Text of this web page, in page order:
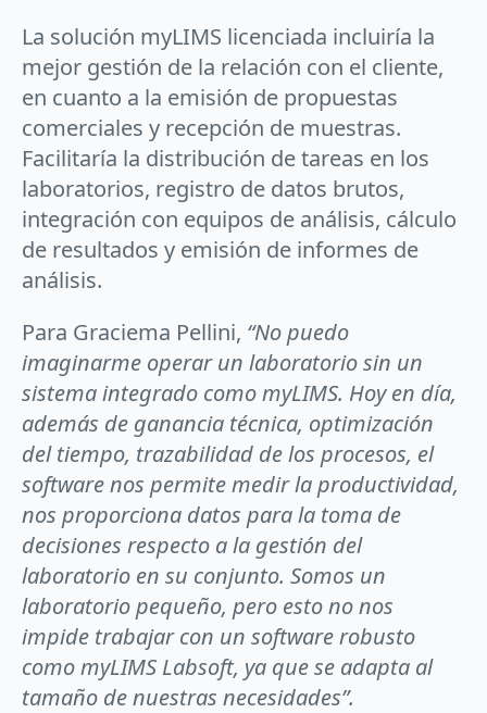
La solución myLIMS licenciada incluiría la
mejor gestión de la relación con el cliente,
en cuanto a la emisión de propuestas
comerciales y recepción de muestras.
Facilitaría la distribución de tareas en los
laboratorios, registro de datos brutos,
integración con equipos de análisis, cálculo
de resultados y emisión de informes de
análisis.
Para Graciema Pellini, “No puedo
imaginarme operar un laboratorio sin un
sistema integrado como myLIMS. Hoy en día,
además de ganancia técnica, optimización
del tiempo, trazabilidad de los procesos, el
software nos permite medir la productividad,
nos proporciona datos para la toma de
decisiones respecto a la gestión del
laboratorio en su conjunto. Somos un
laboratorio pequeño, pero esto no nos
impide trabajar con un software robusto
como myLIMS Labsoft, ya que se adapta al
tamaño de nuestras necesidades”.